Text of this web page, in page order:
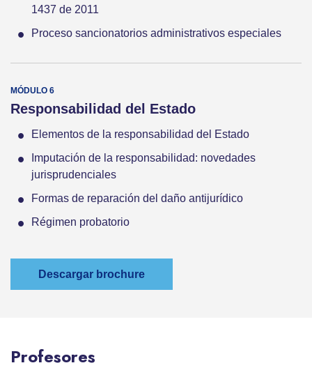
1437 de 2011
Proceso sancionatorios administrativos especiales
Responsabilidad del Estado
Elementos de la responsabilidad del Estado
Imputación de la responsabilidad: novedades
jurisprudenciales
Formas de reparación del daño antijurídico
Régimen probatorio
Descargar brochure
Profesores